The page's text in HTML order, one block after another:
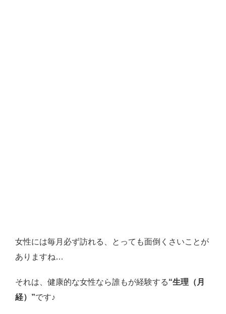
女性には毎月必ず訪れる、とっても面倒くさいことが
ありますね…
それは、健康的な女性なら誰もが経験する“生理（月
経）”です♪